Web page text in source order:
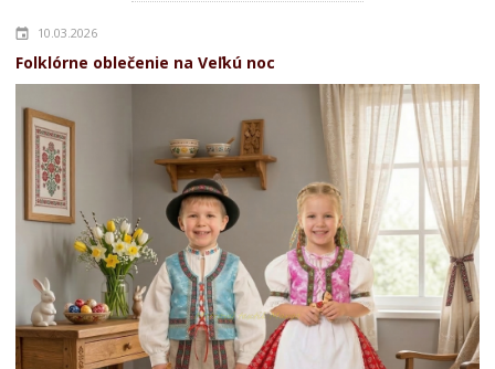
10.03.2026
Folklórne oblečenie na Veľkú noc